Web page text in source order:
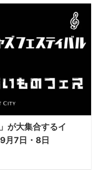
が大集合するイ
月7日・8日